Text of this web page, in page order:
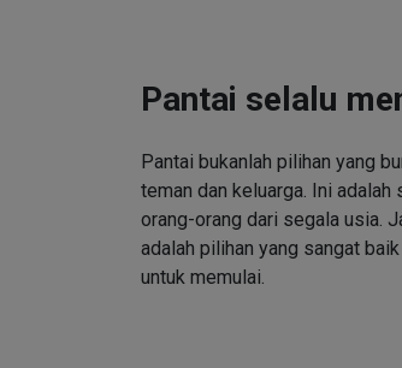
Pantai selalu
Pantai bukanlah pilihan yang
teman dan keluarga. Ini
orang-orang dari segala usia.
adalah pilihan yang sangat
untuk memulai.